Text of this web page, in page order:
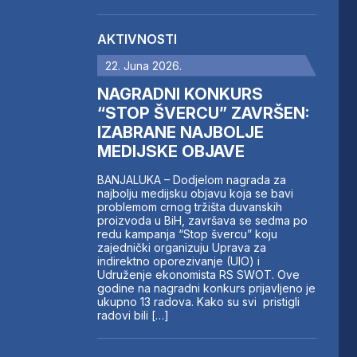
AKTIVNOSTI
22. Juna 2026.
NAGRADNI KONKURS
“STOP ŠVERCU” ZAVRŠEN:
IZABRANE NAJBOLJE
MEDIJSKE OBJAVE
BANJALUKA – Dodjelom nagrada za
najbolju medijsku objavu koja se bavi
problemom crnog tržišta duvanskih
proizvoda u BiH, završava se sedma po
redu kampanja “Stop švercu” koju
zajednički organizuju Uprava za
indirektno oporezivanje (UIO) i
Udruženje ekonomista RS SWOT. Ove
godine na nagradni konkurs prijavljeno je
ukupno 13 radova. Kako su svi pristigli
radovi bili […]